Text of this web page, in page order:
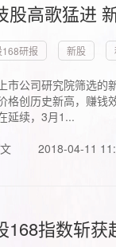
股高歌猛进
研报 新股
市公司研究院筛选的
格创历史新高，赚钱
延续，3月1...
2018-04-11
168指数斩